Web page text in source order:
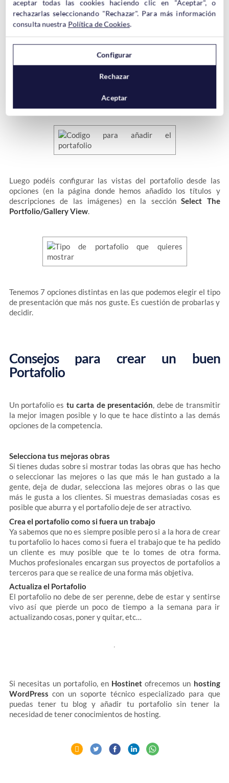
al lado del clásico “Añadir objeto” y si hacéis click en el
Luego podéis configurar las vistas del portafolio desde las
opciones (en la página donde hemos añadido los títulos y
descripciones de las imágenes) en la sección Select The
Portfolio/Gallery View.
Tenemos 7 opciones distintas en las que podemos elegir el tipo
de presentación que más nos guste. Es cuestión de probarlas y
decidir.
Consejos para crear un buen
Portafolio
Un portafolio es tu carta de presentación, debe de transmitir
la mejor imagen posible y lo que te hace distinto a las demás
opciones de la competencia.
Selecciona tus mejoras obras
Si tienes dudas sobre si mostrar todas las obras que has hecho
o seleccionar las mejores o las que más le han gustado a la
gente, deja de dudar, selecciona las mejores obras o las que
más le gusta a los clientes. Si muestras demasiadas cosas es
posible que aburra y el portafolio deje de ser atractivo.
Crea el portafolio como si fuera un trabajo
Ya sabemos que no es siempre posible pero si a la hora de crear
tu portafolio lo haces como si fuera el trabajo que te ha pedido
un cliente es muy posible que te lo tomes de otra forma.
Muchos profesionales encargan sus proyectos de portafolios a
terceros para que se realice de una forma más objetiva.
Actualiza el Portafolio
El portafolio no debe de ser perenne, debe de estar y sentirse
vivo así que pierde un poco de tiempo a la semana para ir
actualizando cosas, poner y quitar, etc…
Si necesitas un portafolio, en Hostinet ofrecemos un hosting
WordPress con un soporte técnico especializado para que
puedas tener tu blog y añadir tu portafolio sin tener la
necesidad de tener conocimientos de hosting.
aceptar todas las cookies haciendo clic en "Aceptar", o
rechazarlas seleccionando "Rechazar". Para más información
consulta nuestra Política de Cookies.
Configurar
Rechazar
Aceptar